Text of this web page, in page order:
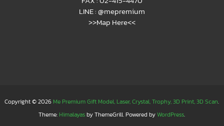
LINE :@mepremium
>>Map Here<<
Copyright © 2026 Me Premium Gift Model, Laser, Crystal, Trophy, 3D Print, 3D Scan.
Theme: Himalayasby ThemeGrill. Powered byWordPress.